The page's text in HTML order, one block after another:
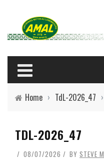
Home › TdL-2026_47 ›
TDL-2026_47
08/07/2026 BY STEVE M